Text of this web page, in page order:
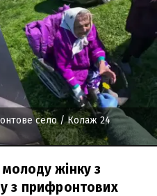
село/ Колаж 24
жінку з
з прифронтових